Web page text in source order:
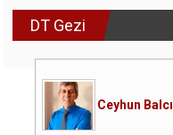
DT Gezi
Ceyhun Balcı